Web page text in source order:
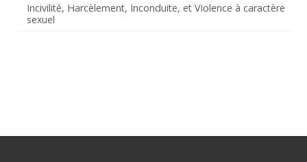
Incivilité, Harcèlement, Inconduite, et Violence à caractère
sexuel